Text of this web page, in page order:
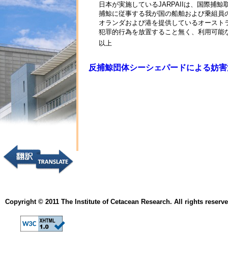
日本が実施しているJARPAIIは、国際捕
捕鯨に従事する我が国の船舶および乗組
オランダおよび港を提供しているオース
犯罪的行為を放置すること無く、利用可
以上
反捕鯨団体シーシェパードによる妨
Copyright © 2011 The Institute of Cetacean Research. All rights